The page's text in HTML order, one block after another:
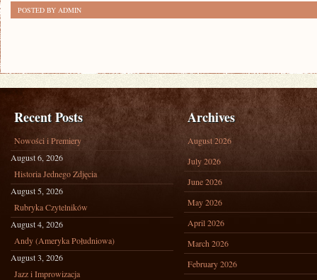
POSTED BY ADMIN
Recent Posts
Nowości i Premiery
August 6, 2026
Historia Jednego Zdjęcia
August 5, 2026
Rubryka Czytelników
August 4, 2026
Andy (Ameryka Południowa)
August 3, 2026
Jazz i Improwizacja
Archives
August 2026
July 2026
June 2026
May 2026
April 2026
March 2026
February 2026